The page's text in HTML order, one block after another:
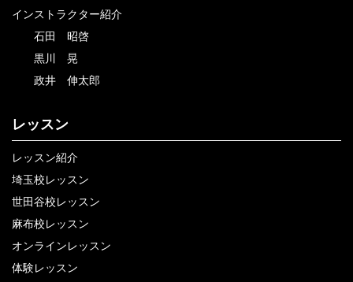
インストラクター紹介
石田 昭啓
黒川 晃
政井 伸太郎
レッスン
レッスン紹介
埼玉校レッスン
世田谷校レッスン
麻布校レッスン
オンラインレッスン
体験レッスン